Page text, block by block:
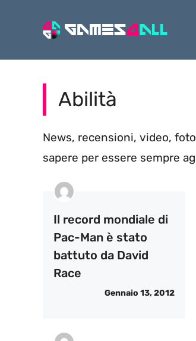
Abilità
News, recensioni, video,
sapere per essere sempre
Il record mondiale di
Pac-Man è stato
battuto da David
Race
Gennaio 13, 2012